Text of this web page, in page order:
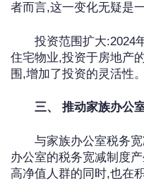
者而言,这一变化无疑是
投资范围扩大:2024
住宅物业,投资于房地产
围,增加了投资的灵活性。
三、 推动家族办公
与家族办公室税务
办公室的税务宽减制度
高净值人群的同时,也在